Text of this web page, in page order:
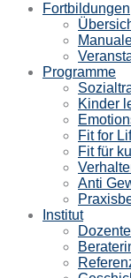
Fortbildungen
Programme
Kinder
Fit for
Fit für
Anti
Institut